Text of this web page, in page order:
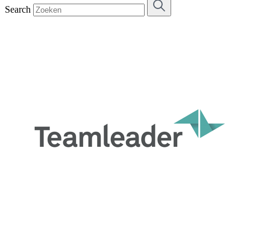
Search